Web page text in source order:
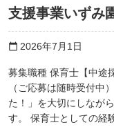
支援事業いずみ
calendar_today 2026年7月1日
募集職種 保育士【中
（ご応募は随時受付中
た！」を大切にしなが
す。 保育士としての経